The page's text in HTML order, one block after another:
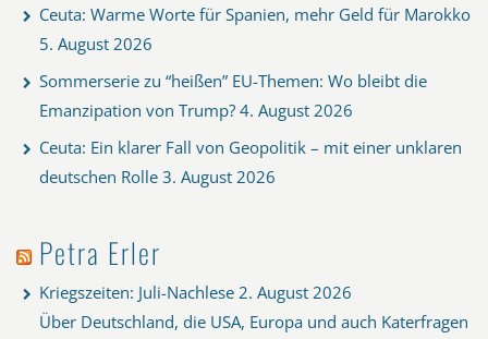
Ceuta: Warme Worte für Spanien, mehr Geld für Marokko
5. August 2026
Sommerserie zu “heißen” EU-Themen: Wo bleibt die
Emanzipation von Trump? 4. August 2026
Ceuta: Ein klarer Fall von Geopolitik – mit einer unklaren
deutschen Rolle 3. August 2026
Petra Erler
Kriegszeiten: Juli-Nachlese 2. August 2026
Über Deutschland, die USA, Europa und auch Katerfragen